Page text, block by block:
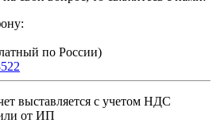
по России)
выставляется с учетом НДС
от ИП